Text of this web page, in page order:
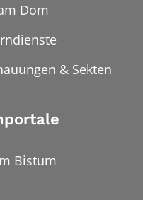
Dom
& Sekten
Bistum